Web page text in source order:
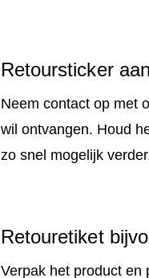
Retoursticker
Neem contact op met
wil ontvangen. Houd
zo snel mogelijk
Retouretiket
Verpak het product en